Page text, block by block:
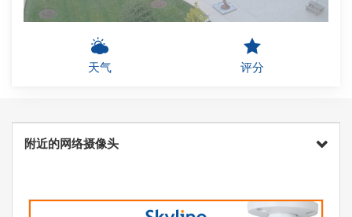
天气 评分
附近的网络摄像头